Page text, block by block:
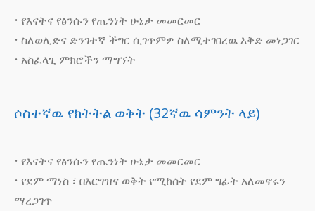
• የእናትና የፅንሱን የጤንነት ሁኔታ መመርመር
• ስለወሊድና ድንገተኛ ችግር ሲገጥምዎ ስለሚተገበረዉ እቅድ መነጋገር
• አስፈላጊ ምክሮችን ማግኘት
ሶስተኛዉ የክትትል ወቅት (32ኛዉ ሳምንት ላይ)
• የእናትና የፅንሱን የጤንነት ሁኔታ መመርመር
• የደም ማነስ ፣ በእርግዝና ወቅት የሚከሰት የደም ግፊት አለመኖሩን
ማረጋገጥ